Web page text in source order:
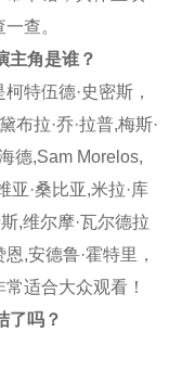
一查。
主角是谁？
特伍德·史密斯，
布拉·乔·拉普,梅斯·
德,Sam Morelos,
亚·桑比亚,米拉·库
,维尔摩·瓦尔德拉
,安德鲁·霍特里，
适合大众观看！
了吗？